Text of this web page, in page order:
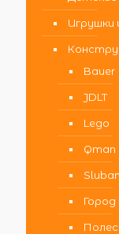
Игрушки
Bauer
JDLT
Lego
Qman
Sluban